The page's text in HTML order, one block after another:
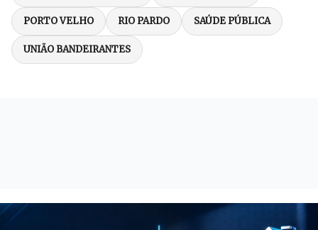
PORTO VELHO RIO PARDO SAÚDE PÚBLICA
UNIÃO BANDEIRANTES